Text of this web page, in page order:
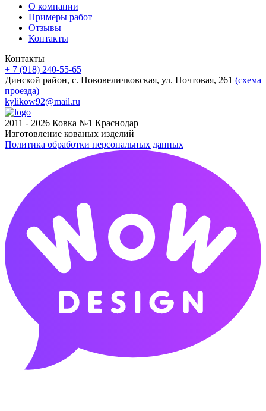
О компании
Примеры работ
Отзывы
Контакты
Контакты
+ 7 (918) 240-55-65
Динской район, с. Нововеличковская, ул. Почтовая, 261 (схема
проезда)
kylikow92@mail.ru
2011 - 2026 Ковка №1 Краснодар
Изготовление кованых изделий
Политика обработки персональных данных